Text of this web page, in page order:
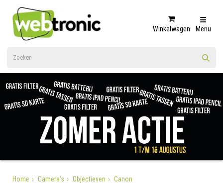
Winkelwagen Menu
Home Camera's Objectieven Canon